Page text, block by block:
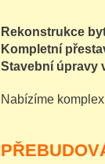
Rekonstrukce
Kompletní
Stavební úpravy
Nabízíme